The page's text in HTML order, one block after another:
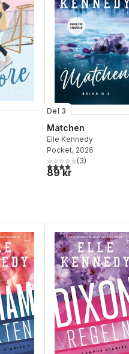
Totalt antal röster:
Del 3
Matchen
Elle Kennedy
Pocket, 2026
4,0utav 5 stjärnor.
(3)
89 kr